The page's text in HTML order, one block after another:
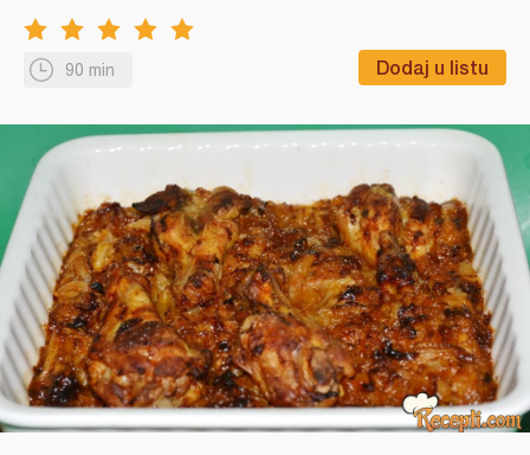
90 min Dodaj u listu